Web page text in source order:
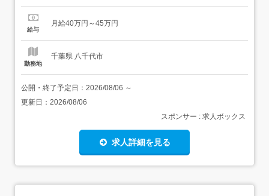
ールの対応がございますが、オンコールなしの相談可 【経
> 職場復帰やブランクある方歓迎! 主婦・子育てママ活躍す
給与
月給40万円～45万円
勤務地
千葉県 八千代市
公開・終了予定日： 2026/08/06 ～
更新日： 2026/08/06
スポンサー : 求人ボックス
求人詳細を見る